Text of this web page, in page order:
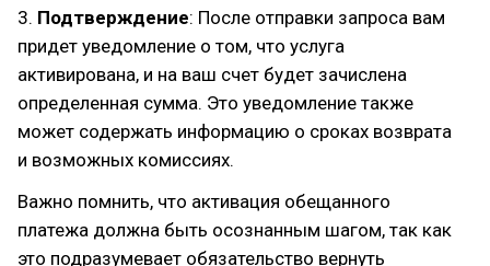
3. Подтверждение: После отправки запроса вам
придет уведомление о том, что услуга
активирована, и на ваш счет будет зачислена
определенная сумма. Это уведомление также
может содержать информацию о сроках возврата
и возможных комиссиях.
Важно помнить, что активация обещанного
платежа должна быть осознанным шагом, так как
это подразумевает обязательство вернуть